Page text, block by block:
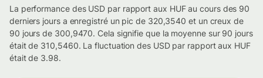
La performance des USD par rapport aux HUF au cours des 90
derniers jours a enregistré un pic de 320,3540 et un creux de
90 jours de 300,9470. Cela signifie que la moyenne sur 90 jours
était de 310,5460. La fluctuation des USD par rapport aux HUF
était de 3.98.